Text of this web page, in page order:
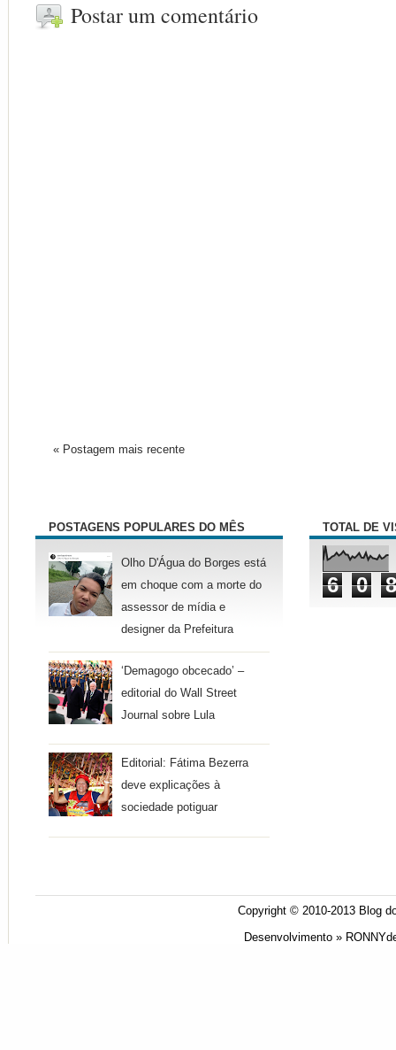
Postar um comentário
« Postagem mais recente
POSTAGENS POPULARES DO MÊS
Olho D'Água do Borges está
em choque com a morte do
assessor de mídia e
designer da Prefeitura
‘Demagogo obcecado’ –
editorial do Wall Street
Journal sobre Lula
Editorial: Fátima Bezerra
deve explicações à
sociedade potiguar
TOTAL DE
6 0 8
Copyright © 2010-2013 Blog
Desenvolvimento »